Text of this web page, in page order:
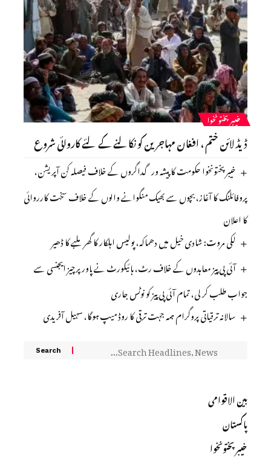
خیبرپختونخوا
ڈیڈ لائن ختم ، افغان مہاجرین کو نکالنے کے لئے کاروائی شروع
خیبرپختونخوا حکومت کا پیشہ ور گداگروں کے خلاف فیصلہ کن آپریشن،
پروفائلنگ کا آغاز، بچوں سے بھیک منگوانے والوں کے خلاف سخت کارروائی
کا اعلان
لکی مروت: شادی خیل میں دھماکہ، پولیس اہلکار کا گھر ملبے کا ڈھیر
آئی پی پیز معاہدوں کے خلاف رٹ، ہائیکورٹ نے پاور پرچیز ایجنسی سے
جواب طلب کر لی، تمام آئی پی پیز کو نوٹس جاری
سالانہ ترقیاتی پروگرام ہمہ جہت ترقی کا روڈ میپ ہوگا، سہیل آفریدی
بین الاقوامی
پاکستان
خیبرپختونخوا